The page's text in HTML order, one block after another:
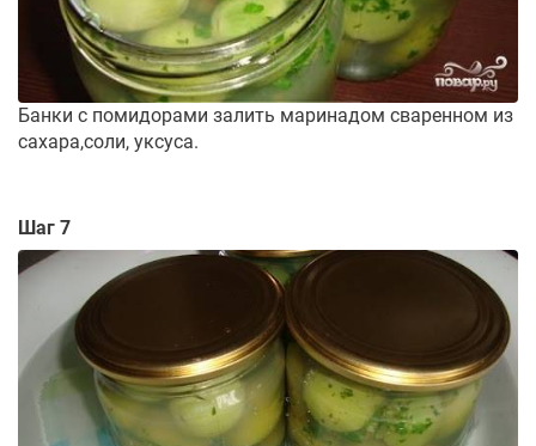
Банки с помидорами залить маринадом сваренном из
сахара,соли, уксуса.
Шаг 7